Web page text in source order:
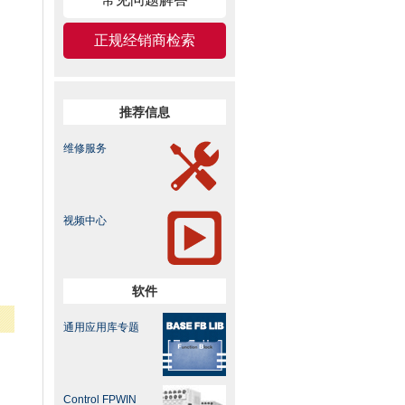
正规经销商检索
推荐信息
维修服务
视频中心
软件
通用应用库专题
Control FPWIN